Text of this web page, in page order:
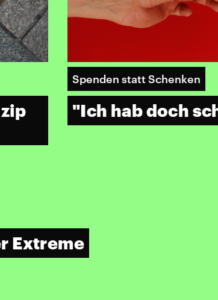
Spenden statt Schenken
"Ich hab doch
Extreme